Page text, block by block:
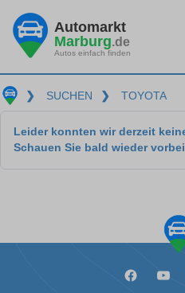
Automarkt
Marburg.de
Autos einfach finden
❯ SUCHEN ❯ TOYOTA
Leider konnten wir derzeit
Schauen Sie bald wieder